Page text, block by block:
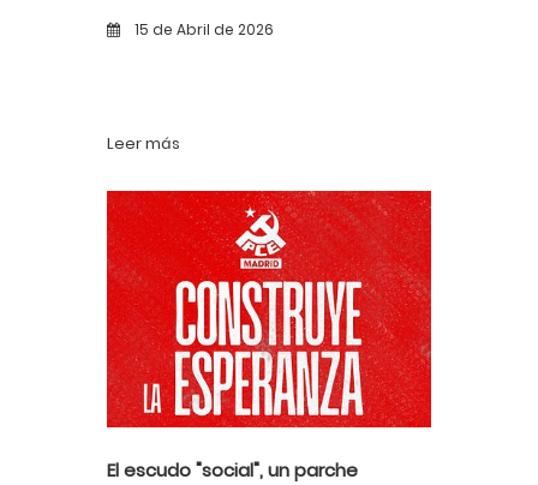
15 de Abril de 2026
Leer más
El escudo "social", un parche